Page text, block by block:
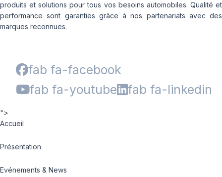
produits et solutions pour tous vos besoins automobiles. Qualité et
performance sont garanties grâce à nos partenariats avec des
marques reconnues.
fab fa-facebook
fab fa-youtube
fab fa-linkedin
">
Accueil
Présentation
Evénements & News